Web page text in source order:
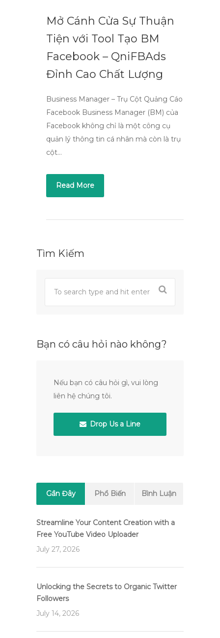
Mở Cánh Cửa Sự Thuận
Tiện với Tool Tạo BM
Facebook – QniFBAds
Đỉnh Cao Chất Lượng
Business Manager – Trụ Cột Quảng Cáo
Facebook Business Manager (BM) của
Facebook không chỉ là một công cụ
quản lý thông tin cá nhân mà còn là trụ
cột…
Read More
Tìm Kiếm
Bạn có câu hỏi nào không?
Nếu bạn có câu hỏi gì, vui lòng
liên hệ chúng tôi.
Drop Us a Line
Gần Đây Phổ Biến Bình Luận
Streamline Your Content Creation with a
Free YouTube Video Uploader
July 27, 2026
Unlocking the Secrets to Organic Twitter
Followers
July 14, 2026